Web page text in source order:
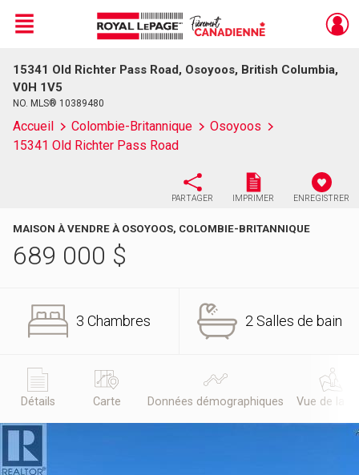
Live
En Direct
Menu
15341 Old Richter Pass Road, Osoyoos, British Columbia,
V0H 1V5
NO. MLS® 10389480
Accueil Colombie-Britannique
Osoyoos
15341 Old Richter Pass Road
PARTAGER IMPRIMER ENREGISTRER
MAISON À VENDRE À OSOYOOS, COLOMBIE-BRITANNIQUE
689 000 $
3 Chambres 2 Salles de bain
Détails Carte Données démographiques Vue de la